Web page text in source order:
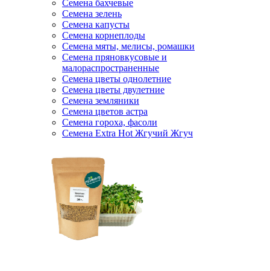
Семена бахчевые
Семена зелень
Семена капусты
Семена корнеплоды
Семена мяты, мелисы, ромашки
Семена пряновкусовые и
малораспространенные
Семена цветы однолетние
Семена цветы двулетние
Семена земляники
Семена цветов астра
Семена гороха, фасоли
Семена Extra Hot Жгучий Жгуч